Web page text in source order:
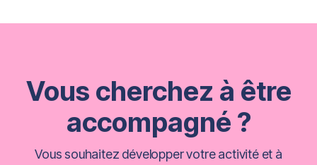
Vous cherchez à être
accompagné ?
Vous souhaitez développer votre activité et à